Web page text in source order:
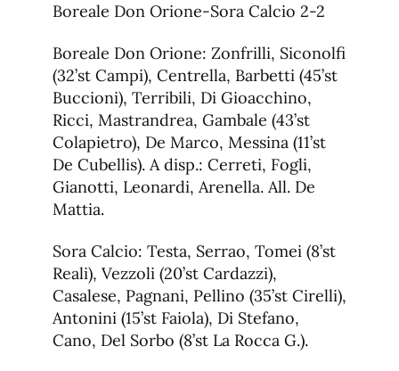
Boreale Don Orione-Sora Calcio 2-2
Boreale Don Orione: Zonfrilli, Siconolfi
(32’st Campi), Centrella, Barbetti (45’st
Buccioni), Terribili, Di Gioacchino,
Ricci, Mastrandrea, Gambale (43’st
Colapietro), De Marco, Messina (11’st
De Cubellis). A disp.: Cerreti, Fogli,
Gianotti, Leonardi, Arenella. All. De
Mattia.
Sora Calcio: Testa, Serrao, Tomei (8’st
Reali), Vezzoli (20’st Cardazzi),
Casalese, Pagnani, Pellino (35’st Cirelli),
Antonini (15’st Faiola), Di Stefano,
Cano, Del Sorbo (8’st La Rocca G.).